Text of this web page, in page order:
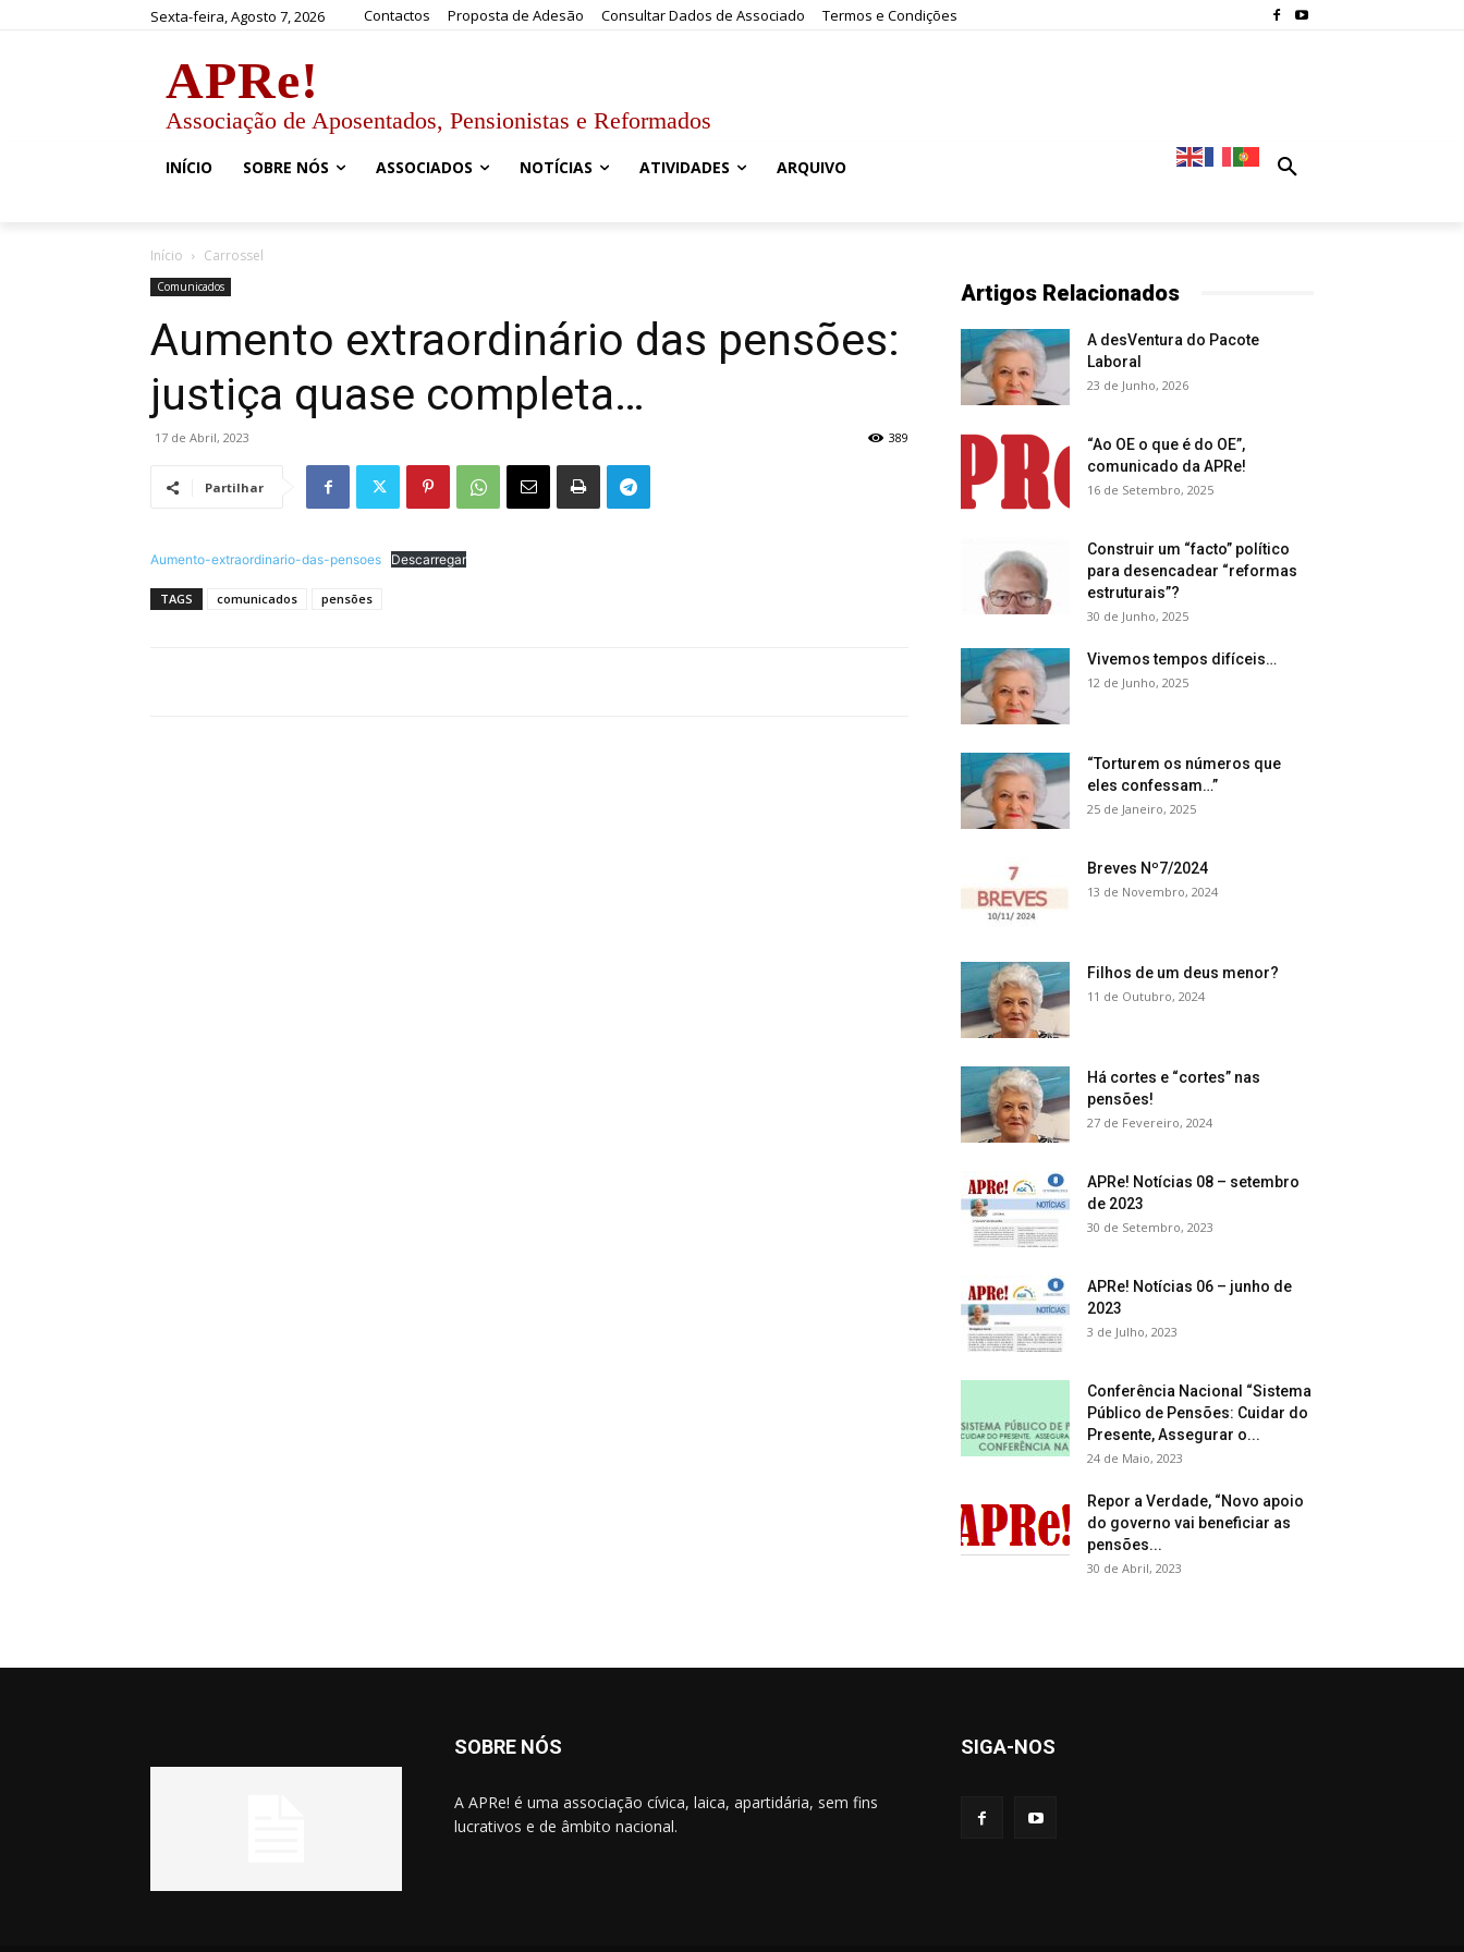
Sexta-feira, Agosto 7, 2026 Contactos Proposta de Adesão Consultar Dados de Associado Termos e Condições
APRe!
Associação de Aposentados, Pensionistas e Reformados
INÍCIO SOBRE NÓS ASSOCIADOS NOTÍCIAS ATIVIDADES ARQUIVO
Início Carrossel
Comunicados
Aumento extraordinário das pensões:
justiça quase completa…
17 de Abril, 2023 389
Partilhar
Aumento-extraordinario-das-pensoes Descarregar
TAGS comunicados pensões
Artigos Relacionados
A desVentura do Pacote
Laboral
23 de Junho, 2026
“Ao OE o que é do OE”,
comunicado da APRe!
16 de Setembro, 2025
Construir um “facto” político
para desencadear “reformas
estruturais”?
30 de Junho, 2025
Vivemos tempos difíceis…
12 de Junho, 2025
“Torturem os números que
eles confessam…”
25 de Janeiro, 2025
Breves Nº7/2024
13 de Novembro, 2024
Filhos de um deus menor?
11 de Outubro, 2024
Há cortes e “cortes” nas
pensões!
27 de Fevereiro, 2024
APRe! Notícias 08 – setembro
de 2023
30 de Setembro, 2023
APRe! Notícias 06 – junho de
2023
3 de Julho, 2023
Conferência Nacional “Sistema
Público de Pensões: Cuidar do
Presente, Assegurar o...
24 de Maio, 2023
Repor a Verdade, “Novo apoio
do governo vai beneficiar as
pensões...
30 de Abril, 2023
SOBRE NÓS
A APRe! é uma associação cívica, laica, apartidária, sem fins
lucrativos e de âmbito nacional.
SIGA-NOS